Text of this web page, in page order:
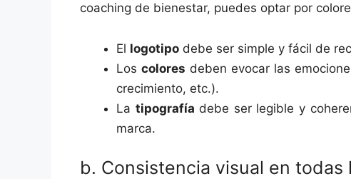
coaching de bienestar, puedes optar por
El logotipo debe ser simple y fácil de
Loscolores deben evocar las
crecimiento, etc.).
La tipografía debe ser legible y
marca.
b. Consistencia visual en todas